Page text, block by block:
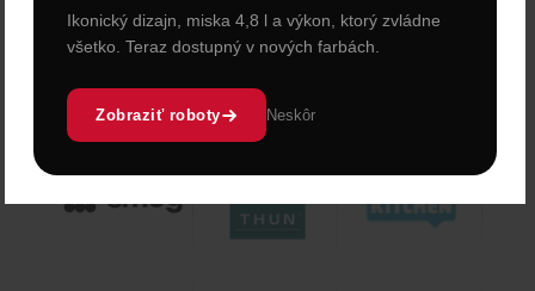
Ikonický dizajn, miska 4,8 l a výkon, ktorý zvládne
všetko. Teraz dostupný v nových farbách.
Zobraziť roboty Neskôr